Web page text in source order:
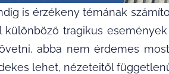
is érzékeny témának
különböző tragikus
abba nem érdemes
lehet, nézeteitől